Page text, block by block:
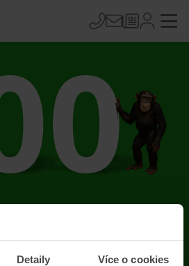
Detaily Více o cookies
se vyskytla
chyba